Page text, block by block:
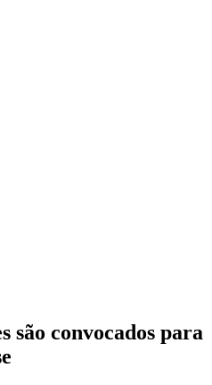
são convocados para